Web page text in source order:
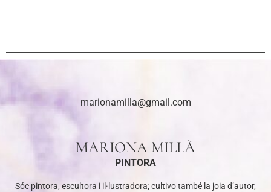
marionamilla@gmail.com
MARIONA MILLÀ
PINTORA
Sóc pintora, escultora i il·lustradora; cultivo també la joia d’autor,